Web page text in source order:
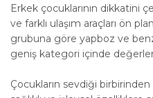
Erkek çocuklarının dikkatini
ve farklı ulaşım araçları ön
grubuna göre yapboz ve
geniş kategori içinde
Çocukların sevdiği birbirinden